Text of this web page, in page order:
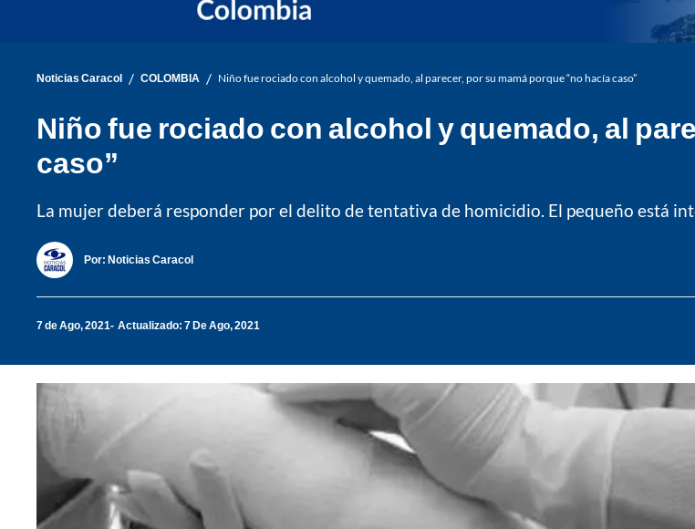
Noticias Caracol / COLOMBIA / Niño fue rociado con alcohol y quemado, al parecer, por su mamá porque “no hacía caso”
Niño fue rociado con alcohol y quemado, al
caso”
La mujer deberá responder por el delito de tentativa de homicidio. El pequeño está
Por: Noticias Caracol
7 de Ago, 2021 Actualizado: 7 De Ago, 2021